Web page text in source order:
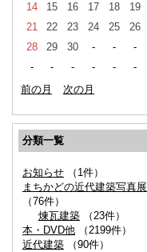
14
15 16 17 18 19
21
22 23 24 25 26
28
29 30 - - -
-
- - - - -
前の月
次の月
分類一覧
お知らせ （1件）
まちかどの近代建築写真展
（76件）
煉瓦建築 （23件）
本・DVD他 （2199件）
近代建築 （90件）